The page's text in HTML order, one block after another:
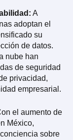
A
adoptan el
su
de datos.
nube han
de seguridad
privacidad,
empresarial.
el aumento de
México,
sobre